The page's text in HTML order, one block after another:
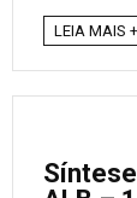
LEIA MAIS +